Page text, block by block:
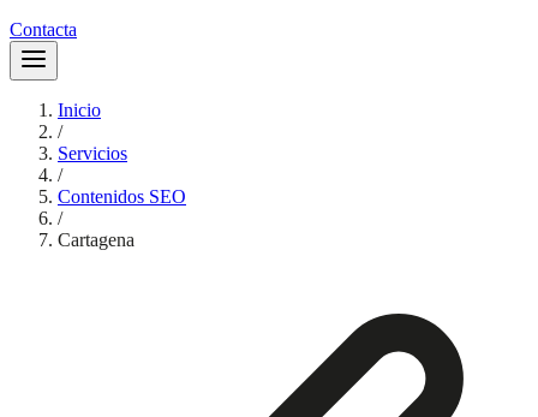
Contacta
Inicio
/
Servicios
/
Contenidos SEO
/
Cartagena